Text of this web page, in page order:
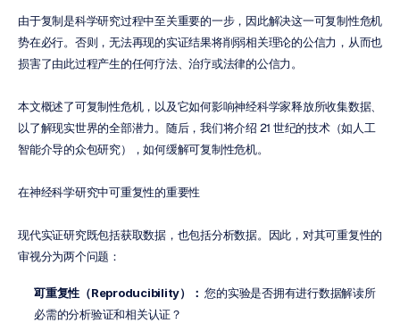
由于复制是科学研究过程中至关重要的一步，因此解决这一可复制性危机
势在必行。否则，无法再现的实证结果将削弱相关理论的公信力，从而也
损害了由此过程产生的任何疗法、治疗或法律的公信力。
本文概述了可复制性危机，以及它如何影响神经科学家释放所收集数据、
以了解现实世界的全部潜力。随后，我们将介绍 21 世纪的技术（如人工
智能介导的众包研究），如何缓解可复制性危机。
在神经科学研究中可重复性的重要性
现代实证研究既包括获取数据，也包括分析数据。因此，对其可重复性的
审视分为两个问题：
可重复性（Reproducibility）： 您的实验是否拥有进行数据解读所
必需的分析验证和相关认证？